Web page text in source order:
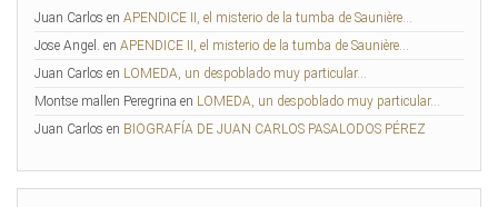
Juan Carlos en APENDICE II, el misterio de la tumba de Saunière…
Jose Angel. en APENDICE II, el misterio de la tumba de Saunière…
Juan Carlos en LOMEDA, un despoblado muy particular…
Montse mallen Peregrina en LOMEDA, un despoblado muy particular…
Juan Carlos en BIOGRAFÍA DE JUAN CARLOS PASALODOS PÉREZ